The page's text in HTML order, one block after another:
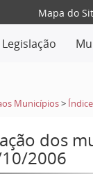
Mapa do
Legislação
Municípios >
dos
2006